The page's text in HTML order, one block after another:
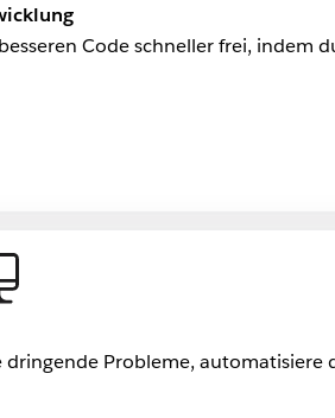
Code schneller frei, indem
dringende Probleme,